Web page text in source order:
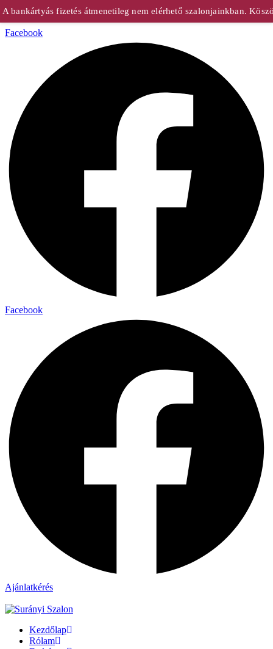
bankártyás fizetés átmenetileg nem elérhető szalonjainkban.
Facebook
Facebook
Ajánlatkérés
Kezdőlap
Rólam